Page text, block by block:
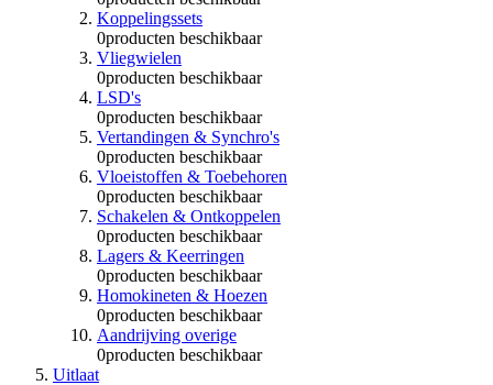
Koppelingssets
0producten beschikbaar
Vliegwielen
0producten beschikbaar
LSD's
0producten beschikbaar
Vertandingen & Synchro's
0producten beschikbaar
Vloeistoffen & Toebehoren
0producten beschikbaar
Schakelen & Ontkoppelen
0producten beschikbaar
Lagers & Keerringen
0producten beschikbaar
Homokineten & Hoezen
0producten beschikbaar
Aandrijving overige
0producten beschikbaar
Uitlaat